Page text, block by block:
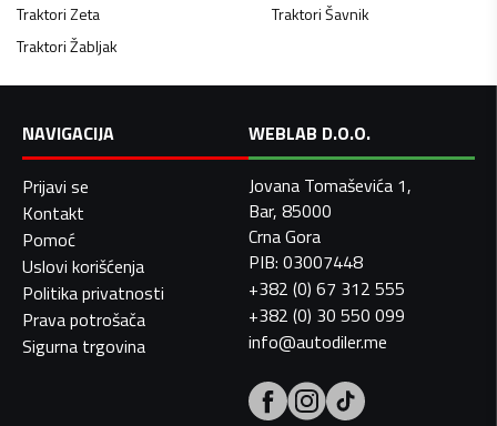
TraktoriZeta TraktoriŠavnik
TraktoriŽabljak
NAVIGACIJA
Prijavi se
Kontakt
Pomoć
Uslovi korišćenja
Politika privatnosti
Prava potrošača
Sigurna trgovina
WEBLAB D.O.O.
Jovana Tomaševića 1,
Bar, 85000
Crna Gora
PIB: 03007448
+382 (0) 67 312 555
+382 (0) 30 550 099
info@autodiler.me